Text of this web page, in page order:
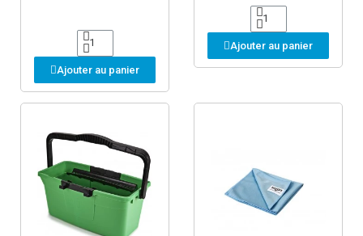
Ajouter au panier
Ajouter au panier